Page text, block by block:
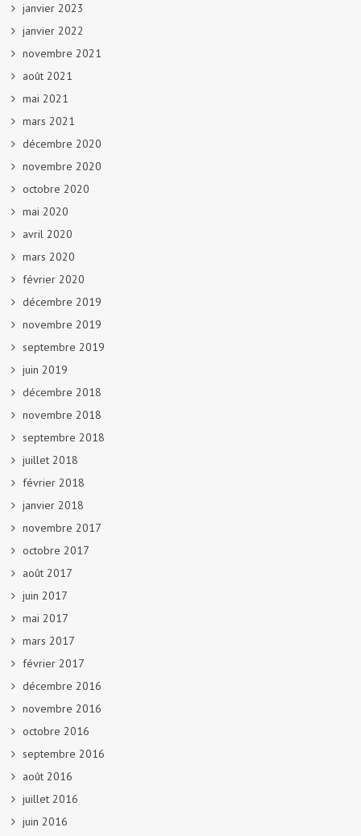
janvier 2023
janvier 2022
novembre 2021
août 2021
mai 2021
mars 2021
décembre 2020
novembre 2020
octobre 2020
mai 2020
avril 2020
mars 2020
février 2020
décembre 2019
novembre 2019
septembre 2019
juin 2019
décembre 2018
novembre 2018
septembre 2018
juillet 2018
février 2018
janvier 2018
novembre 2017
octobre 2017
août 2017
juin 2017
mai 2017
mars 2017
février 2017
décembre 2016
novembre 2016
octobre 2016
septembre 2016
août 2016
juillet 2016
juin 2016